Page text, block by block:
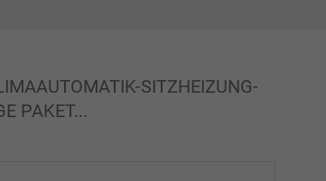
SITZHEIZUNG-
PAKET...